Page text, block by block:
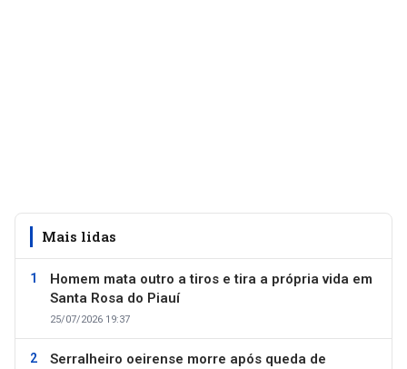
Mais lidas
Homem mata outro a tiros e tira a própria vida em
Santa Rosa do Piauí
25/07/2026 19:37
Serralheiro oeirense morre após queda de